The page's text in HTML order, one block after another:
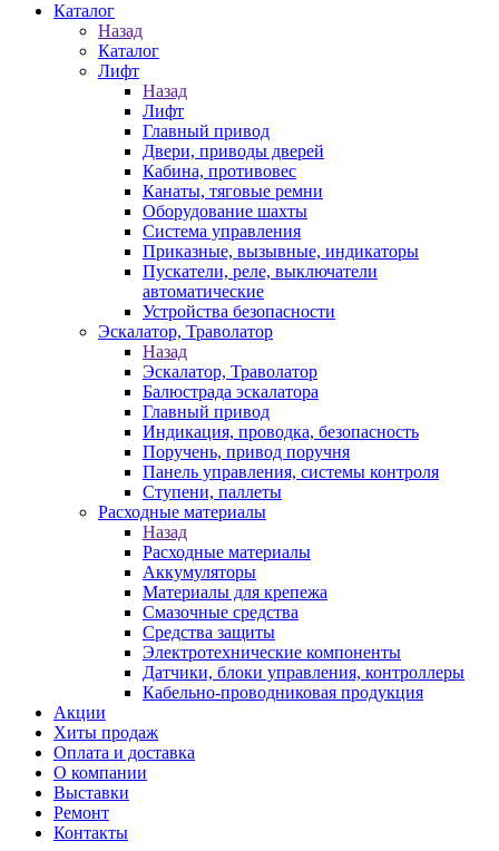
Каталог
Назад
Каталог
Лифт
Назад
Лифт
Главный привод
Двери, приводы дверей
Кабина, противовес
Канаты, тяговые ремни
Оборудование шахты
Система управления
Приказные, вызывные, индикаторы
Пускатели, реле, выключатели
автоматические
Устройства безопасности
Эскалатор, Траволатор
Назад
Эскалатор, Траволатор
Балюстрада эскалатора
Главный привод
Индикация, проводка, безопасность
Поручень, привод поручня
Панель управления, системы контроля
Ступени, паллеты
Расходные материалы
Назад
Расходные материалы
Аккумуляторы
Материалы для крепежа
Смазочные средства
Средства защиты
Электротехнические компоненты
Датчики, блоки управления, контроллеры
Кабельно-проводниковая продукция
Акции
Хиты продаж
Оплата и доставка
О компании
Выставки
Ремонт
Контакты